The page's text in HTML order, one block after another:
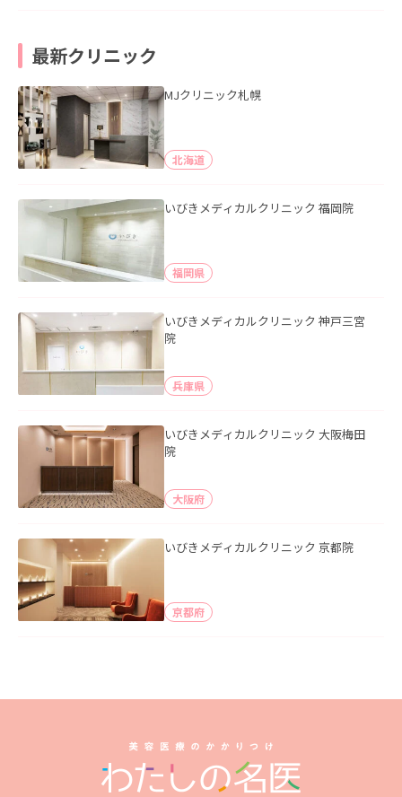
最新クリニック
MJクリニック札幌
北海道
いびきメディカルクリニック 福岡院
福岡県
いびきメディカルクリニック 神戸三宮
院
兵庫県
いびきメディカルクリニック 大阪梅田
院
大阪府
いびきメディカルクリニック 京都院
京都府